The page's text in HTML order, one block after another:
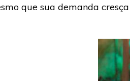
que sua demanda